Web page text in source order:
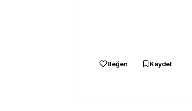
Beğen Kaydet